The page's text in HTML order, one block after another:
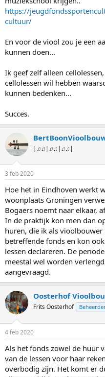
https://
cultuur/
En voor de viool zou je een
kunnen doen...
Ik geef zelf alleen
cellolessen wil hebben
kunnen bedenken...
Succes.
|♫♫|♫♫|♫♫|
3 feb 2020
Hoe het in Eindhoven werkt
woonplaats Groningen
Bogaers noemt naar elkaar,
In de praktijk kon men dan
huren, die ik als
betreffende fonds en kon
lessen declareren. De
meestal wel worden
aangevraagd.
Oosterhof
Frits Oosterhof
4 feb 2020
Als het fonds zowel de huur
van de lessen voor haar
overbodig zijn. Het komt er